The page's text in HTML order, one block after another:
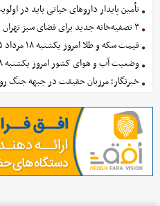
تأمین پایدار داروهای حیاتی باید در
۳ تصفیه‌خانه جدید برای فضای سبز تهران در راه است
قیمت سکه و طلا امروز یکشنبه ۱۸ مرداد ۱۴۰۵
وضعیت آب و هوای کشور امروز یکشنبه ۱۸ مرداد ۱۴۰۵
خبرنگار؛ مرزبان حقیقت در جبهه جنگ